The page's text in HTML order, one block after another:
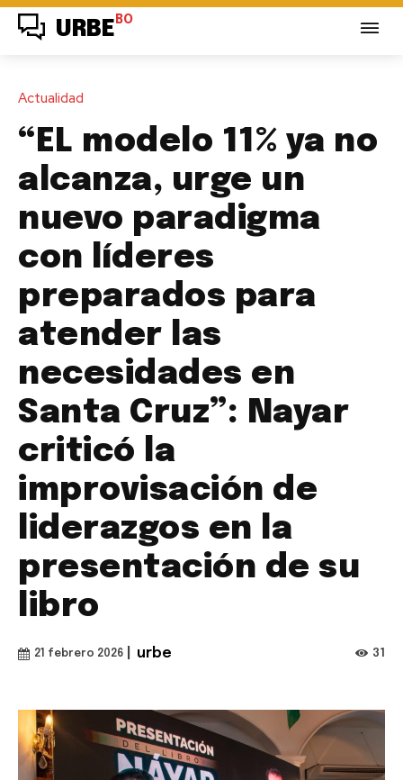
URBE BO
Actualidad
“EL modelo 11% ya no
alcanza, urge un
nuevo paradigma
con líderes
preparados para
atender las
necesidades en
Santa Cruz”: Nayar
criticó la
improvisación de
liderazgos en la
presentación de su
libro
21 febrero 2026 urbe 31